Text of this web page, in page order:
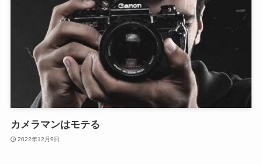
カメラマンはモテる
2022年12月9日